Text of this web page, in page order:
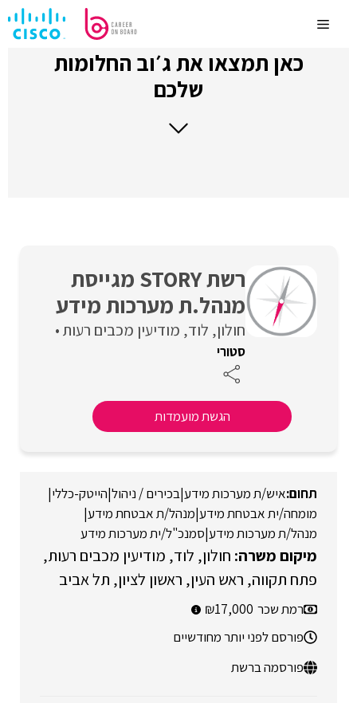
לתוכןMenu
כאן תמצאו את ג׳וב החלומות
שלכם
רשת STORY מגייסת
מנהל.ת מערכות מידע
חולון לוד מודיעין מכבים רעות
סטורי
הגשת מועמדות
איש/ת מערכות מידע|בכירים / ניהול|הייטק-כללי|
מומחה/ית אבטחת מידע|מנהל/ת אבטחת מידע|
מנהל/ת מערכות מידע|סמנכ"ל/ית מערכות מידע
חולון לוד מודיעין מכבים רעות
פתח תקווה ראש העין ראשון לציון תל אביב
רמת שכר 17,000
פורסם לפני יותר מחודשיים
פורסמה ברשת